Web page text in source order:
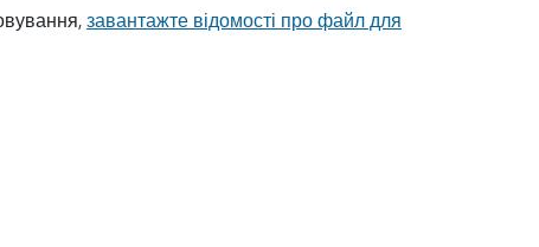
завантажте відомості про файл для